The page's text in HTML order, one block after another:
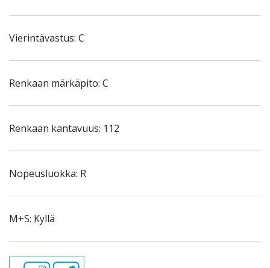
Vierintävastus: C
Renkaan märkäpito: C
Renkaan kantavuus: 112
Nopeusluokka: R
M+S: Kyllä